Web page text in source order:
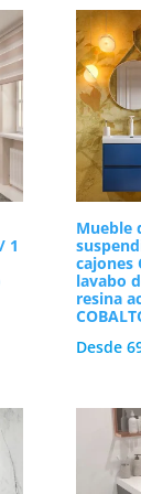
familia. Como
como con
relajante y
Por esta
perfectamente
limpia, simétrica
nuestro mayor
ante el uso
sistemas de
1
Mueble
cajones
lavabo
resina
Desde